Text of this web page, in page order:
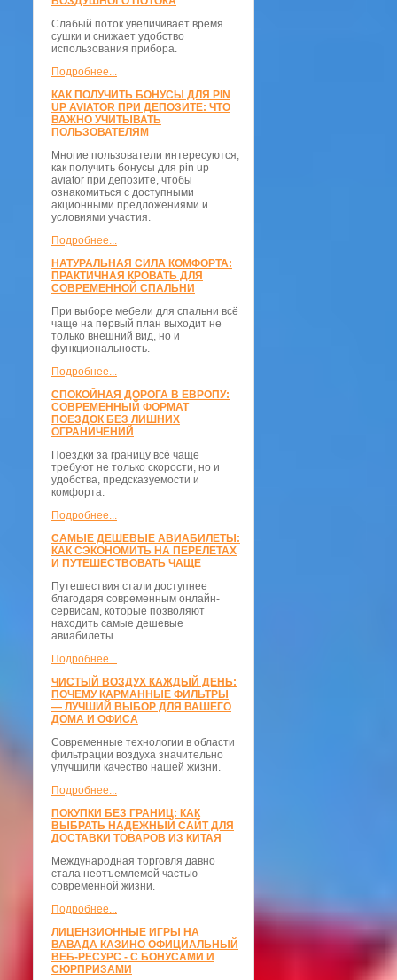
Слабый поток увеличивает время
сушки и снижает удобство
использования прибора.
Подробнее...
КАК ПОЛУЧИТЬ БОНУСЫ ДЛЯ PIN
UP AVIATOR ПРИ ДЕПОЗИТЕ: ЧТО
ВАЖНО УЧИТЫВАТЬ
ПОЛЬЗОВАТЕЛЯМ
Многие пользователи интересуются,
как получить бонусы для pin up
aviator при депозите, чтобы
ознакомиться с доступными
акционными предложениями и
условиями участия.
Подробнее...
НАТУРАЛЬНАЯ СИЛА КОМФОРТА:
ПРАКТИЧНАЯ КРОВАТЬ ДЛЯ
СОВРЕМЕННОЙ СПАЛЬНИ
При выборе мебели для спальни всё
чаще на первый план выходит не
только внешний вид, но и
функциональность.
Подробнее...
СПОКОЙНАЯ ДОРОГА В ЕВРОПУ:
СОВРЕМЕННЫЙ ФОРМАТ
ПОЕЗДОК БЕЗ ЛИШНИХ
ОГРАНИЧЕНИЙ
Поездки за границу всё чаще
требуют не только скорости, но и
удобства, предсказуемости и
комфорта.
Подробнее...
САМЫЕ ДЕШЕВЫЕ АВИАБИЛЕТЫ:
КАК СЭКОНОМИТЬ НА ПЕРЕЛЁТАХ
И ПУТЕШЕСТВОВАТЬ ЧАЩЕ
Путешествия стали доступнее
благодаря современным онлайн-
сервисам, которые позволяют
находить самые дешевые
авиабилеты
Подробнее...
ЧИСТЫЙ ВОЗДУХ КАЖДЫЙ ДЕНЬ:
ПОЧЕМУ КАРМАННЫЕ ФИЛЬТРЫ
— ЛУЧШИЙ ВЫБОР ДЛЯ ВАШЕГО
ДОМА И ОФИСА
Современные технологии в области
фильтрации воздуха значительно
улучшили качество нашей жизни.
Подробнее...
ПОКУПКИ БЕЗ ГРАНИЦ: КАК
ВЫБРАТЬ НАДЕЖНЫЙ САЙТ ДЛЯ
ДОСТАВКИ ТОВАРОВ ИЗ КИТАЯ
Международная торговля давно
стала неотъемлемой частью
современной жизни.
Подробнее...
ЛИЦЕНЗИОННЫЕ ИГРЫ НА
ВАВАДА КАЗИНО ОФИЦИАЛЬНЫЙ
ВЕБ-РЕСУРС - С БОНУСАМИ И
СЮРПРИЗАМИ